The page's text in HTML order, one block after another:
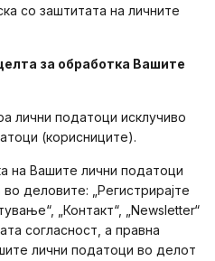
со заштитата на личните
за обработка Вашите
лични податоци исклучиво
(корисниците).
на Вашите лични податоци
деловите: „Регистрирајте
„Контакт“, „Newsletter“
согласност, а правна
лични податоци во делот